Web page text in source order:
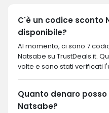
C'è un codice sconto
disponibile?
Al momento, ci sono 7
Natsabe su TrustDeals.it.
volte e sono stati verificati
Quanto denaro
Natsabe?